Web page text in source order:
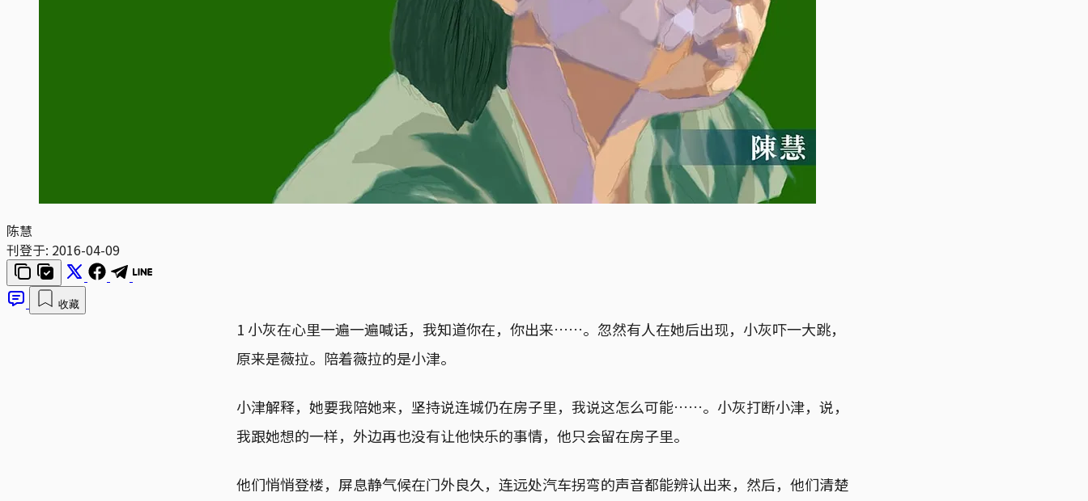
陈慧
刊登于: 2016-04-09
收藏
1 小灰在心里一遍一遍喊话，我知道你在，你出来……。忽然有人在她后出现，小灰吓一大跳，
原来是薇拉。陪着薇拉的是小津。
小津解释，她要我陪她来，坚持说连城仍在房子里，我说这怎么可能……。小灰打断小津，说，
我跟她想的一样，外边再也没有让他快乐的事情，他只会留在房子里。
他们悄悄登楼，屏息静气候在门外良久，连远处汽车拐弯的声音都能辨认出来，然后，他们清楚